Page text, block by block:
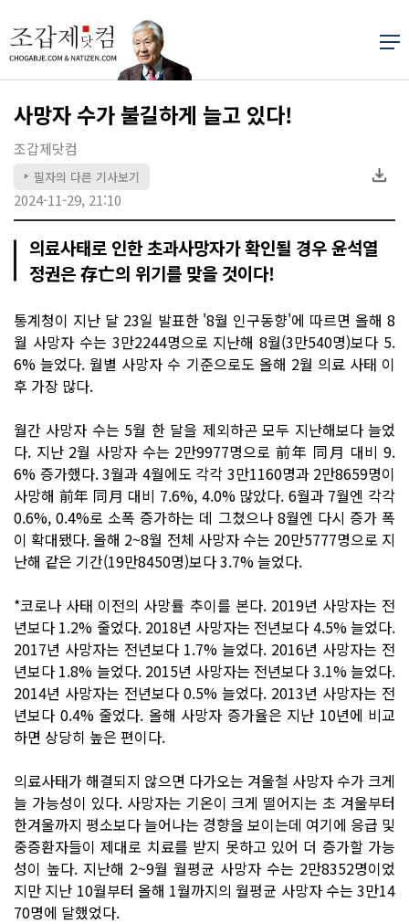
사망자 수가 불길하게 늘고 있다!
조갑제닷컴
▶ 필자의 다른 기사보기
2024-11-29, 21:10
의료사태로 인한 초과사망자가 확인될 경우 윤석열
정권은 存亡의 위기를 맞을 것이다!
통계청이 지난 달 23일 발표한 '8월 인구동향'에 따르면 올해 8
월 사망자 수는 3만2244명으로 지난해 8월(3만540명)보다 5.
6% 늘었다. 월별 사망자 수 기준으로도 올해 2월 의료 사태 이
후 가장 많다.
월간 사망자 수는 5월 한 달을 제외하곤 모두 지난해보다 늘었
다. 지난 2월 사망자 수는 2만9977명으로 前年 同月 대비 9.
6% 증가했다. 3월과 4월에도 각각 3만1160명과 2만8659명이
사망해 前年 同月 대비 7.6%, 4.0% 많았다. 6월과 7월엔 각각
0.6%, 0.4%로 소폭 증가하는 데 그쳤으나 8월엔 다시 증가 폭
이 확대됐다. 올해 2~8월 전체 사망자 수는 20만5777명으로 지
난해 같은 기간(19만8450명)보다 3.7% 늘었다.
*코로나 사태 이전의 사망률 추이를 본다. 2019년 사망자는 전
년보다 1.2% 줄었다. 2018년 사망자는 전년보다 4.5% 늘었다.
2017년 사망자는 전년보다 1.7% 늘었다. 2016년 사망자는 전
년보다 1.8% 늘었다. 2015년 사망자는 전년보다 3.1% 늘었다.
2014년 사망자는 전년보다 0.5% 늘었다. 2013년 사망자는 전
년보다 0.4% 줄었다. 올해 사망자 증가율은 지난 10년에 비교
하면 상당히 높은 편이다.
의료사태가 해결되지 않으면 다가오는 겨울철 사망자 수가 크게
늘 가능성이 있다. 사망자는 기온이 크게 떨어지는 초 겨울부터
한겨울까지 평소보다 늘어나는 경향을 보이는데 여기에 응급 및
중증환자들이 제대로 치료를 받지 못하고 있어 더 증가할 가능
성이 높다. 지난해 2~9월 월평균 사망자 수는 2만8352명이었
지만 지난 10월부터 올해 1월까지의 월평균 사망자 수는 3만14
70명에 달했었다.